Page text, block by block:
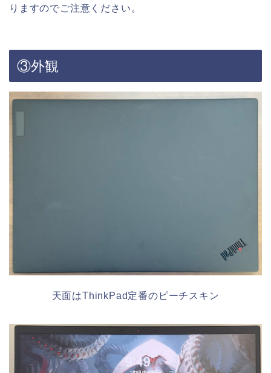
りますのでご注意ください。
③外観
天面はThinkPad定番のピーチスキン